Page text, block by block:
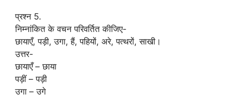
प्रश्न 5.
निम्नांकित के वचन परिवर्तित कीजिए-
छायाएँ, पड़ी, उगा, हैं, पहियों, अरे, पत्थरों, साखी।
उत्तर-
छायाएँ – छाया
पड़ीं – पड़ी
उगा – उगे